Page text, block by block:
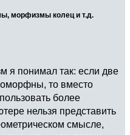
морфизмы колец и т.д.
я понимал так: если две
то вместо
более
нельзя представить
смысле,